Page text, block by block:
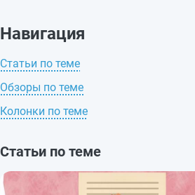
Статьи по теме
Навигация
Статьи по теме
Обзоры по теме
Колонки по теме